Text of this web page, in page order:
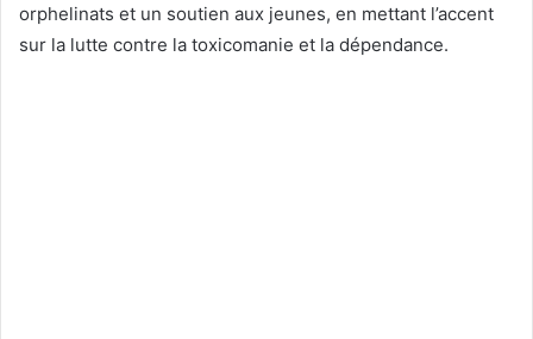
orphelinats et un soutien aux jeunes, en mettant l’accent
sur la lutte contre la toxicomanie et la dépendance.